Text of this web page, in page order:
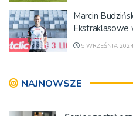
Marcin
Ekstraklasowe
5 WRZEŚNIA 2024
NAJNOWSZE